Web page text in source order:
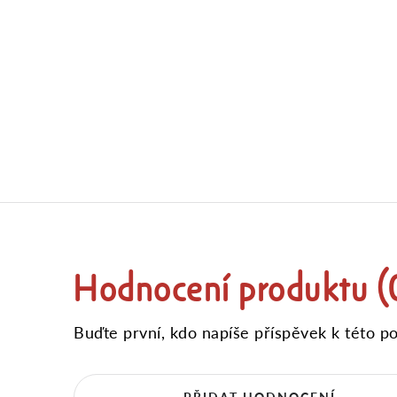
Hodnocení produktu
Buďte první, kdo napíše příspěvek k této